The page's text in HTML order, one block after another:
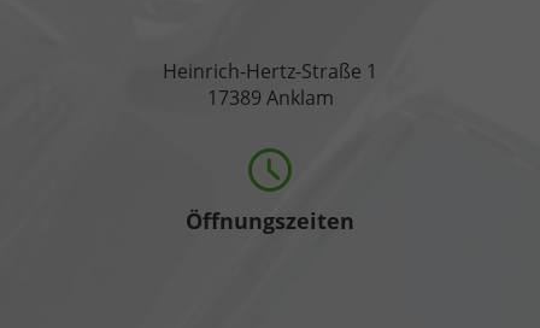
Heinrich-Hertz-Straße 1
17389 Anklam
Öffnungszeiten